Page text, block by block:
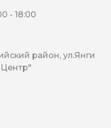
- 18:00
район, ул.Янги
Центр"